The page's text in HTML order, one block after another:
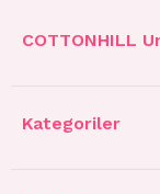
COTTONHILL
Kategoriler